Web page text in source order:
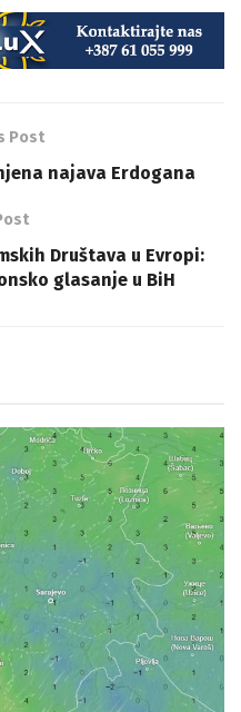
Post
najava Erdogana
Društava u Evropi:
glasanje u BiH